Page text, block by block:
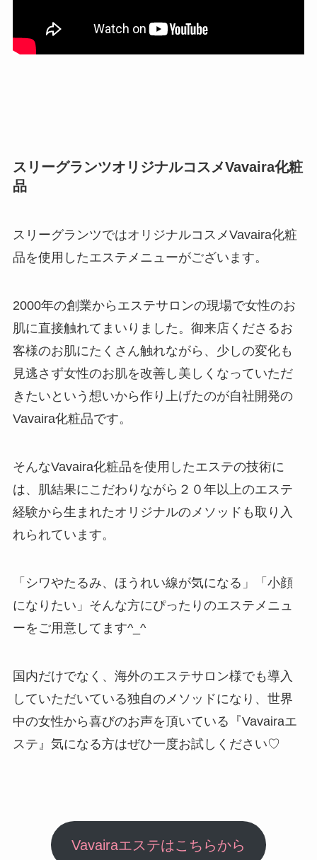
スリーグランツオリジナルコスメVavaira化粧
品
スリーグランツではオリジナルコスメVavaira化粧
品を使用したエステメニューがございます。
2000年の創業からエステサロンの現場で女性のお
肌に直接触れてまいりました。御来店くださるお
客様のお肌にたくさん触れながら、少しの変化も
見逃さず女性のお肌を改善し美しくなっていただ
きたいという想いから作り上げたのが自社開発の
Vavaira化粧品です。
そんなVavaira化粧品を使用したエステの技術に
は、肌結果にこだわりながら２０年以上のエステ
経験から生まれたオリジナルのメソッドも取り入
れられています。
「シワやたるみ、ほうれい線が気になる」「小顔
になりたい」そんな方にぴったりのエステメニュ
ーをご用意してます^_^
国内だけでなく、海外のエステサロン様でも導入
していただいている独自のメソッドになり、世界
中の女性から喜びのお声を頂いている『Vavairaエ
ステ』気になる方はぜひ一度お試しください♡
Vavairaエステはこちらから